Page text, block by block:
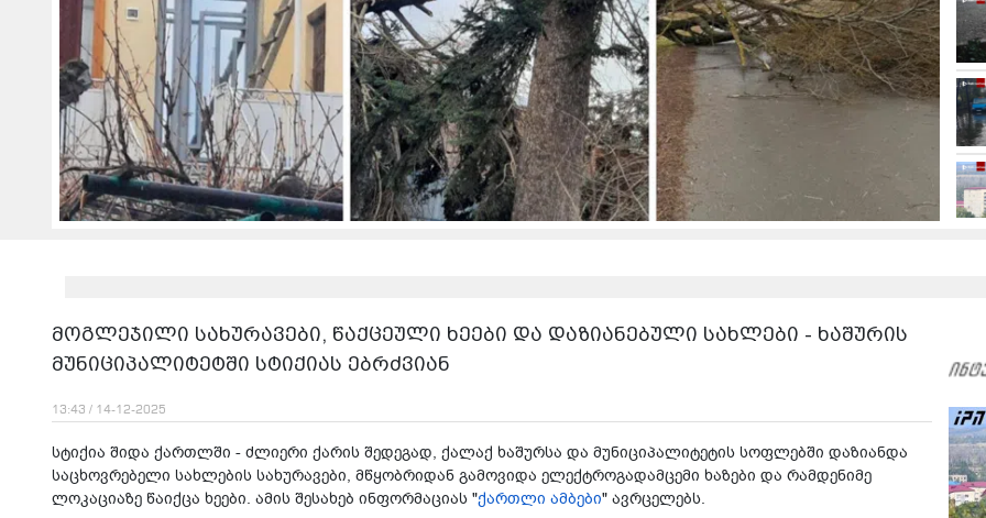
მოგლეჯილი სახურავები, წაქცეული ხეები და დაზიანებული სახლები - ხაშურის
მუნიციპალიტეტში სტიქიას ებრძვიან
13:43 / 14-12-2025
სტიქია შიდა ქართლში - ძლიერი ქარის შედეგად, ქალაქ ხაშურსა და მუნიციპალიტეტის სოფლებში დაზიანდა
საცხოვრებელი სახლების სახურავები, მწყობრიდან გამოვიდა ელექტროგადამცემი ხაზები და რამდენიმე
ლოკაციაზე წაიქცა ხეები. ამის შესახებ ინფორმაციას "ქართლი ამბები" ავრცელებს.